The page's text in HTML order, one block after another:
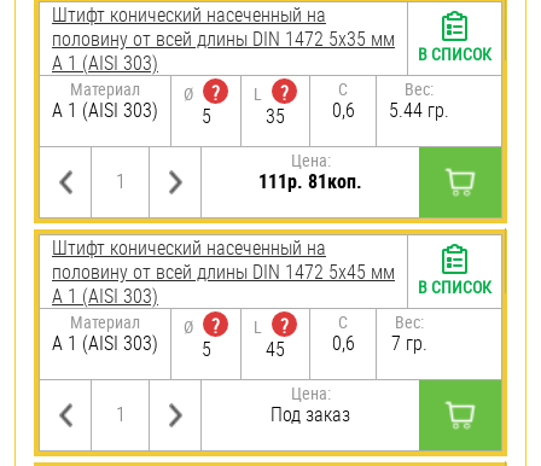
Штифт конический насеченный на
половину от всей длины DIN 1472 5х35 мм
А 1 (AISI 303)
Материал
А 1 (AISI 303)
Ø
?
5
L
?
35
C
0,6
Вес:
5.44 гр.
Цена:
111р. 81коп.
В СПИСОК
Штифт конический насеченный на
половину от всей длины DIN 1472 5х45 мм
А 1 (AISI 303)
Материал
А 1 (AISI 303)
Ø
?
5
L
?
45
C
0,6
Вес:
7 гр.
Цена:
Под заказ
В СПИСОК